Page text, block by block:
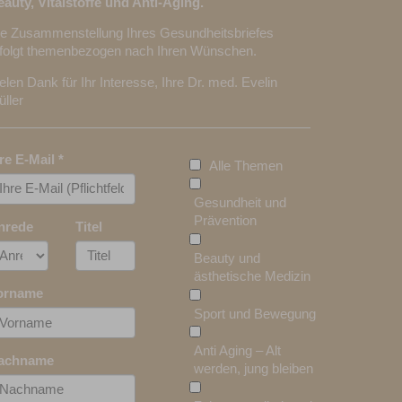
Zusammenstellung Ihres Gesundheitsbriefes
themenbezogen nach Ihren Wünschen.
Dank für Ihr Interesse, Ihre Dr. med. Evelin
E-Mail *
Titel
Alle Themen
Gesundheit und
Prävention
Beauty und
ästhetische Medizin
Sport und Bewegung
Anti Aging – Alt
werden, jung bleiben